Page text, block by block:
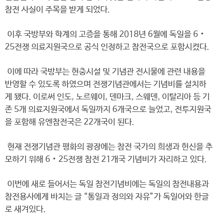
참전 사실이 주목을 받게 되었다.
이후 국방부와 학계의 고증을 통해 2018년 6월에 독일을 6‧
25전쟁 의료지원국으로 공식 인정하고 참전국으로 포함시켰다.
이에 따라 국방부는 현충시설 및 기념관 전시물에 관련 내용을
반영할 수 있도록 하였으며 전쟁기념관에서는 기념비를 설치하
게 됐다. 이로써 인도, 노르웨이, 덴마크, 스웨덴, 이탈리아 등 기
존 5개 의료지원국에서 독일까지 6개국으로 늘었고, 전투지원국
을 포함해 유엔참전국은 22개국이 된다.
현재 전쟁기념관 평화의 광장에는 참전 국가의 희생과 헌신을 추
모하기 위해 6‧25전쟁 참전 21개국 기념비가 자리하고 있다.
이번에 새로 들어서는 독일 참전기념비에는 독일의 참전내용과
참전용사에게 바치는 글 “통일과 정의와 자유”가 독일어와 한글
로 새겨있다.